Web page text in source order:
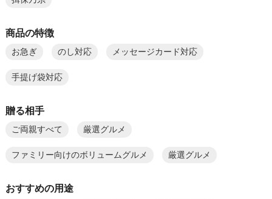
商品の特徴
お急ぎ のし対応 メッセージカード対応
手提げ袋対応
贈る相手
ご両親すべて 厳選グルメ
ファミリー向けのボリュームグルメ 厳選グルメ
おすすめの用途